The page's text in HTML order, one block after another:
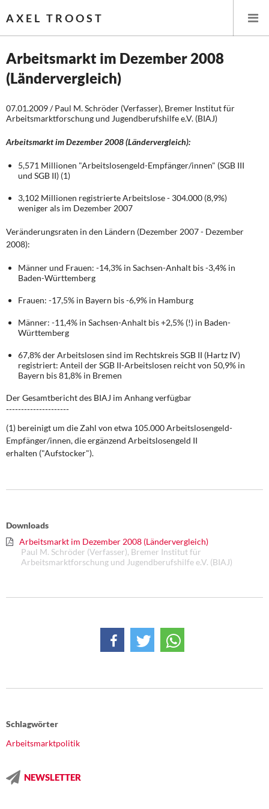
AXEL TROOST
Startseite
Themen
Leitlinien linker Wirtschafts- und Finanzpolitik
Wirtschaftspolitik
Steuer- und Finanzpolitik
Eurokrise und Griechenland
DIE LINKE
Weitere Themen
Memo-Gruppe
Institut Solidarische Moderne
Rosa-Luxemburg-Stiftung
Über mich
Kontakt
Arbeitsmarkt im Dezember 2008
(Ländervergleich)
07.01.2009 / Paul M. Schröder (Verfasser), Bremer Institut für
Arbeitsmarktforschung und Jugendberufshilfe e.V. (BIAJ)
Arbeitsmarkt im Dezember 2008 (Ländervergleich):
5,571 Millionen "Arbeitslosengeld-Empfänger/innen" (SGB III
und SGB II) (1)
3,102 Millionen registrierte Arbeitslose - 304.000 (8,9%)
weniger als im Dezember 2007
Veränderungsraten in den Ländern (Dezember 2007 - Dezember
2008):
Männer und Frauen: -14,3% in Sachsen-Anhalt bis -3,4% in
Baden-Württemberg
Frauen: -17,5% in Bayern bis -6,9% in Hamburg
Männer: -11,4% in Sachsen-Anhalt bis +2,5% (!) in Baden-
Württemberg
67,8% der Arbeitslosen sind im Rechtskreis SGB II (Hartz IV)
registriert: Anteil der SGB II-Arbeitslosen reicht von 50,9% in
Bayern bis 81,8% in Bremen
Der Gesamtbericht des BIAJ im Anhang verfügbar
---------------------
(1) bereinigt um die Zahl von etwa 105.000 Arbeitslosengeld-
Empfänger/innen, die ergänzend Arbeitslosengeld II
erhalten ("Aufstocker").
Downloads
Arbeitsmarkt im Dezember 2008 (Ländervergleich)
Paul M. Schröder (Verfasser), Bremer Institut für
Arbeitsmarktforschung und Jugendberufshilfe e.V. (BIAJ)
Schlagwörter
Arbeitsmarktpolitik
NEWSLETTER